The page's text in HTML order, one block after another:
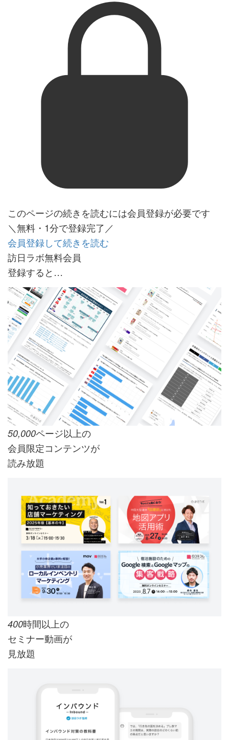
このページの続きを読むには会員登録が必要です
＼無料・1分で登録完了／
会員登録して続きを読む
訪日ラボ無料会員
登録すると…
50,000ページ以上の
会員限定コンテンツが
読み放題
400時間以上の
セミナー動画が
見放題